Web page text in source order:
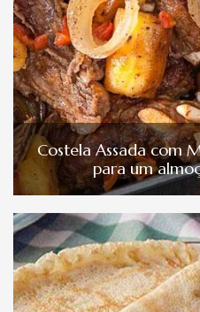
Costela Assada com
para um